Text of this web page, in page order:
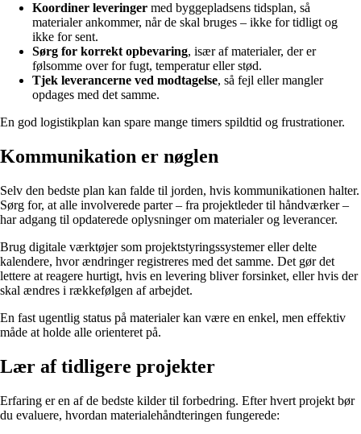
Koordiner leveringer med byggepladsens tidsplan, så
materialer ankommer, når de skal bruges – ikke for tidligt og
ikke for sent.
Sørg for korrekt opbevaring, især af materialer, der er
følsomme over for fugt, temperatur eller stød.
Tjek leverancerne ved modtagelse, så fejl eller mangler
opdages med det samme.
En god logistikplan kan spare mange timers spildtid og frustrationer.
Kommunikation er nøglen
Selv den bedste plan kan falde til jorden, hvis kommunikationen halter.
Sørg for, at alle involverede parter – fra projektleder til håndværker –
har adgang til opdaterede oplysninger om materialer og leverancer.
Brug digitale værktøjer som projektstyringssystemer eller delte
kalendere, hvor ændringer registreres med det samme. Det gør det
lettere at reagere hurtigt, hvis en levering bliver forsinket, eller hvis der
skal ændres i rækkefølgen af arbejdet.
En fast ugentlig status på materialer kan være en enkel, men effektiv
måde at holde alle orienteret på.
Lær af tidligere projekter
Erfaring er en af de bedste kilder til forbedring. Efter hvert projekt bør
du evaluere, hvordan materialehåndteringen fungerede: